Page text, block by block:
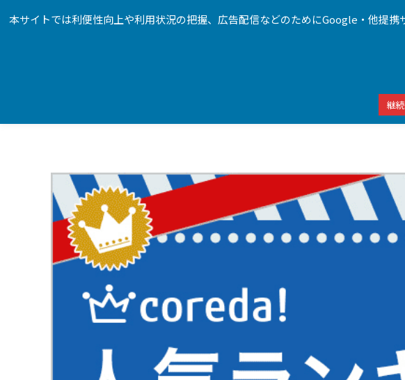
Google VR モ
本サイトはアフ
本サイトでは利便性向上や利用状況の把握、広告配信などのためにGoogle・他提
継続